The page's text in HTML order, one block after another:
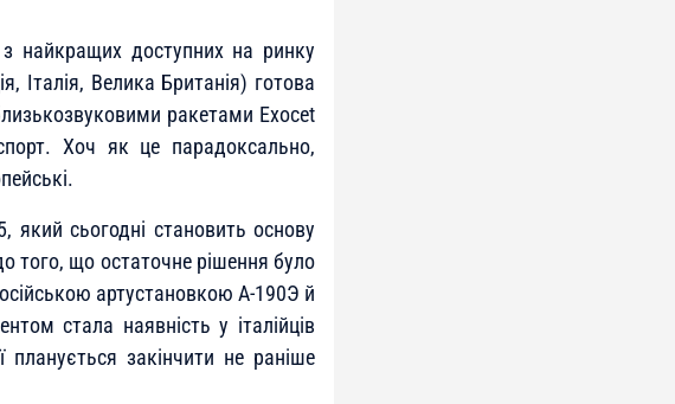
найкращих доступних на ринку
Італія, Велика Британія) готова
ракетами Exocet
Хоч як це парадоксально,
сьогодні становить основу
того, що остаточне рішення було
артустановкою А-190Э й
стала наявність у італійців
планується закінчити не раніше